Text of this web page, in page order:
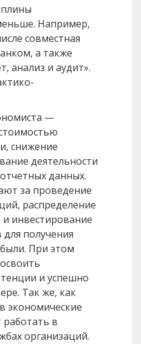
Например,
совместная
а также
анализ и аудит».
—
снижение
деятельности
данных.
за проведение
распределение
инвестирование
получения
При этом
и успешно
Так же, как
экономические
в
организаций.